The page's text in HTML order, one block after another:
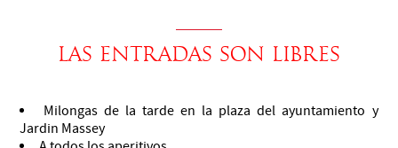
LAS ENTRADAS SON LIBRES
Milongas de la tarde en la plaza del ayuntamiento y
Jardin Massey